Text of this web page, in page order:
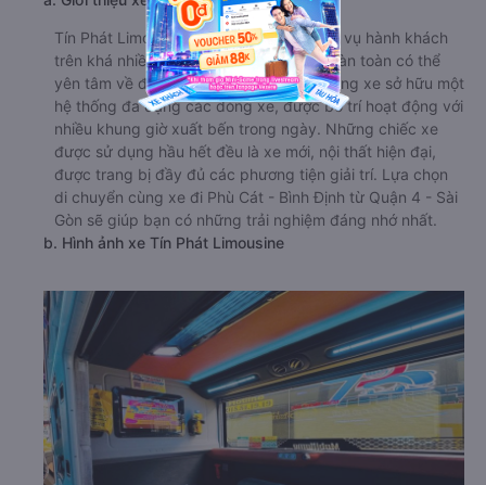
Tín Phát Limousine có kinh nghiệm phục vụ hành khách
trên khá nhiều tuyến đường, nên bạn hoàn toàn có thể
yên tâm về độ uy tín của nhà xe này. Hãng xe sở hữu một
hệ thống đa dạng các dòng xe, được bố trí hoạt động với
nhiều khung giờ xuất bến trong ngày. Những chiếc xe
được sử dụng hầu hết đều là xe mới, nội thất hiện đại,
được trang bị đầy đủ các phương tiện giải trí. Lựa chọn
di chuyển cùng xe đi Phù Cát - Bình Định từ Quận 4 - Sài
Gòn sẽ giúp bạn có những trải nghiệm đáng nhớ nhất.
b. Hình ảnh xe Tín Phát Limousine